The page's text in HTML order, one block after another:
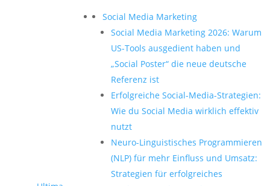
Social Media Marketing
Social Media Marketing 2026: Warum
US-Tools ausgedient haben und
„Social Poster“ die neue deutsche
Referenz ist
Erfolgreiche Social-Media-Strategien:
Wie du Social Media wirklich effektiv
nutzt
Neuro-Linguistisches Programmieren
(NLP) für mehr Einfluss und Umsatz:
Strategien für erfolgreiches